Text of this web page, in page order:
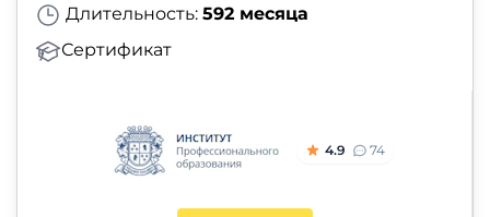
Длительность: 592 месяца
Сертификат
4.9 74